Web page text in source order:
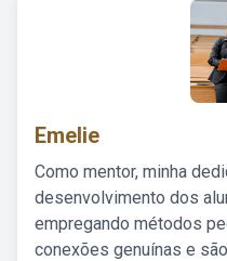
Emelie
Como mentor, minha
desenvolvimento dos
empregando métodos
conexões genuínas e